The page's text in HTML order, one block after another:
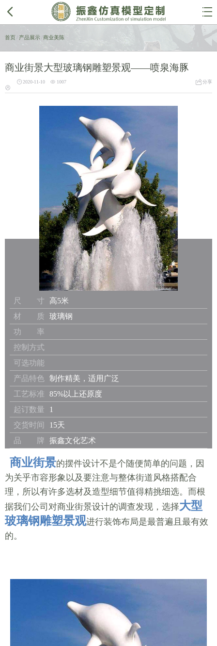
 
首页 产品展示/商业美陈
商业街景大型玻璃钢雕塑景观——喷泉海豚

 2020-11-10  1007 分享
尺 寸
高5米
材 质
玻璃钢
功 率
控制方式
可选功能
产品特色
制作精美，适用广泛
工艺标准
85%以上还原度
起订数量
1
交货时间
15天
品 牌
振鑫文化艺术
商业街景的摆件设计不是个随便简单的问题，因
为关乎市容形象以及要注意与整体街道风格搭配合
理，所以有许多选材及造型细节值得精挑细选。而根
据我们公司对商业街景设计的调查发现，选择大型
玻璃钢雕塑景观进行装饰布局是最普遍且最有效
的。